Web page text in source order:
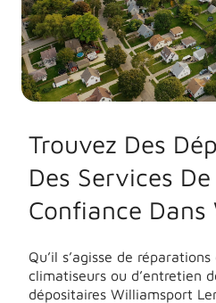
Trouvez Des
Des Services De
Confiance
Qu’il s’agisse de
climatiseurs ou d’entretien
dépositaires Williamsport